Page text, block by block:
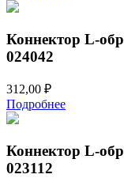
Коннектор L-
024042
312,00 ₽
Подробнее
Коннектор L-
023112